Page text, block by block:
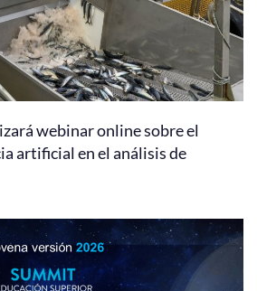
webinar online sobre el
artificial en el análisis de